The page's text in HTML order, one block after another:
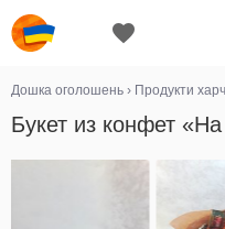
Дошка оголошень › Продукти
Букет из конфет